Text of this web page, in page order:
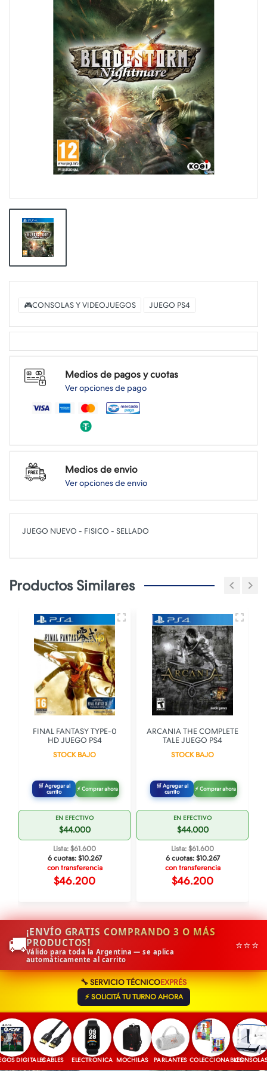
👕INDUMENTARIA🧢
👾COLECCIONABLES🧸
💻MUNDO PC GAMER💻
🔌CABLES Y ADAPTADORES🔌
🤓MUNDO PC OFICINA🤓
🫗GEEK HOME🍵
🎮CONSOLAS Y VIDEOJUEGOS JUEGO PS4
Medios de pagos y cuotas
Ver opciones de pago
Medios de envio
Ver opciones de envio
JUEGO NUEVO - FISICO - SELLADO
Productos Similares
FINAL FANTASY TYPE-0
HD JUEGO PS4
STOCK BAJO
🛒 Agregar al
carrito
⚡ Comprar ahora
EN EFECTIVO
$44.000
Lista: $61.600
6 cuotas: $10.267
con transferencia
$46.200
ARCANIA THE COMPLETE
TALE JUEGO PS4
STOCK BAJO
🛒 Agregar al
carrito
⚡ Comprar ahora
EN EFECTIVO
$44.000
Lista: $61.600
6 cuotas: $10.267
con transferencia
$46.200
🚚¡ENVÍO GRATIS COMPRANDO 3 O MÁS
PRODUCTOS!
Válido para toda la Argentina — se aplica
automáticamente al carrito
⭐⭐⭐
🔧 SERVICIO TÉCNICOEXPRÉS
⚡ SOLICITÁ TU TURNO AHORA
DIGITALESCABLES ELECTRONICA MOCHILAS PARLANTES COLECCIONABLESCONSOLAS